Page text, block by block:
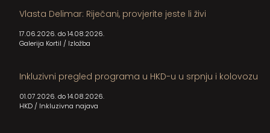
Vlasta Delimar: Riječani, provjerite jeste li živi
17.06.2026. do 14.08.2026.
Galerija Kortil / Izložba
Inkluzivni pregled programa u HKD-u u srpnju i kolovozu
01.07.2026. do 14.08.2026.
HKD/ Inkluzivna najava